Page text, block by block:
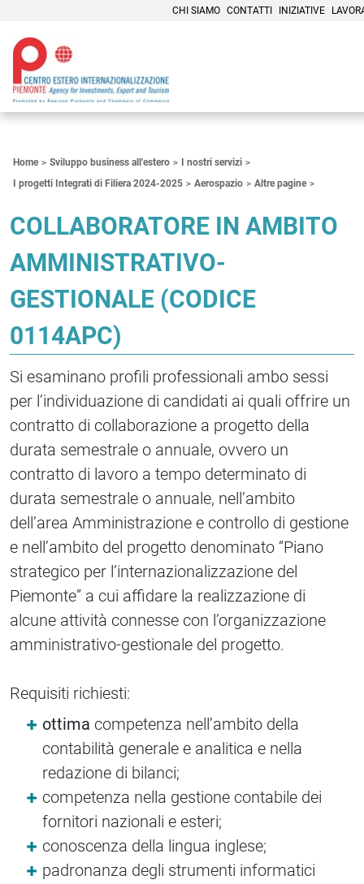
CHI SIAMO CONTATTI INIZIATIVE
Home Sviluppo business all'estero
I nostri servizi
I progetti Integrati di Filiera 2024-2025
Aerospazio Altre pagine
COLLABORATORE IN AMBITO
AMMINISTRATIVO-
GESTIONALE (CODICE
0114APC)
Si esaminano profili professionali ambo sessi
per l’individuazione di candidati ai quali offrire un
contratto di collaborazione a progetto della
durata semestrale o annuale, ovvero un
contratto di lavoro a tempo determinato di
durata semestrale o annuale, nell’ambito
dell’area Amministrazione e controllo di gestione
e nell’ambito del progetto denominato “Piano
strategico per l’internazionalizzazione del
Piemonte” a cui affidare la realizzazione di
alcune attività connesse con l’organizzazione
amministrativo-gestionale del progetto.
Requisiti richiesti:
ottima competenza nell’ambito della
contabilità generale e analitica e nella
redazione di bilanci;
competenza nella gestione contabile dei
fornitori nazionali e esteri;
conoscenza della lingua inglese;
padronanza degli strumenti informatici